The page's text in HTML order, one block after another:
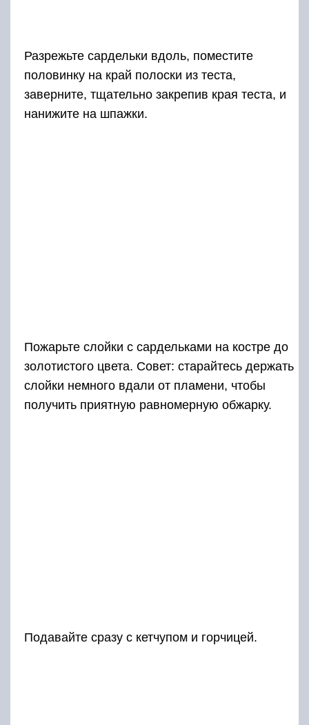
Разрежьте сардельки вдоль, поместите
половинку на край полоски из теста,
заверните, тщательно закрепив края теста, и
нанижите на шпажки.
Пожарьте слойки с сардельками на костре до
золотистого цвета. Совет: старайтесь держать
слойки немного вдали от пламени, чтобы
получить приятную равномерную обжарку.
Подавайте сразу с кетчупом и горчицей.